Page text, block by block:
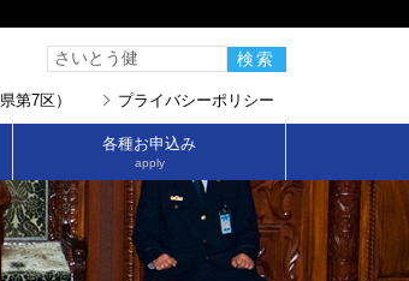
第7区） プライバシーポリシー
各種お申込み
apply